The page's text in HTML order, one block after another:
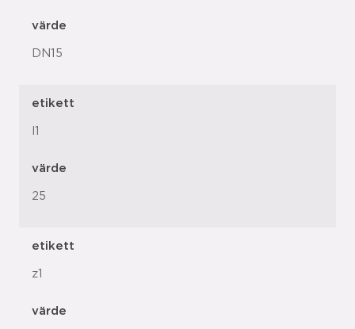
värde
DN15
etikett
l1
värde
25
etikett
z1
värde